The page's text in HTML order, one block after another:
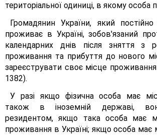
територіальної одиниці, в якому особа
Громадянин України, який
проживає в Україні, зобов'язаний
календарних днів після зняття з
проживання та прибуття до нового
зареєструвати своє місце
1382).
У разі якщо фізична особа має
також в іноземній державі,
резидентом, якщо така особа має
проживання в Україні; якщо особа має